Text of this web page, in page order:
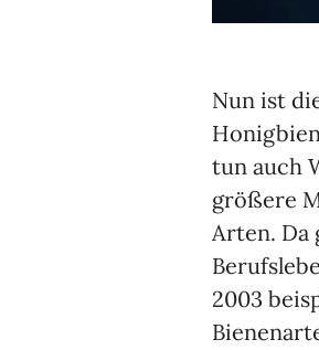
Nun ist
tun auch
größere
Arten. Da
2003